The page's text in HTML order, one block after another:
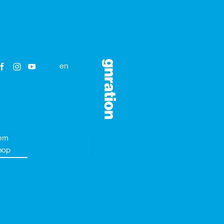
en